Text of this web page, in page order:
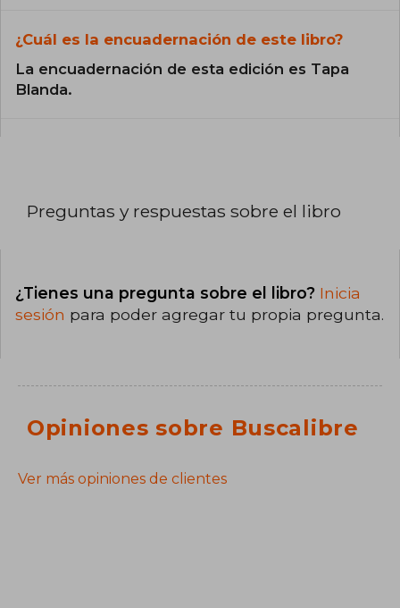
¿Cuál es la encuadernación de este libro?
La encuadernación de esta edición es Tapa
Blanda.
Preguntas y respuestas sobre el libro
¿Tienes una pregunta sobre el libro? Inicia
sesión para poder agregar tu propia pregunta.
Opiniones sobre Buscalibre
Ver más opiniones de clientes